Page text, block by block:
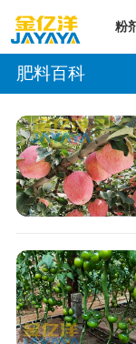
粉
肥料百科